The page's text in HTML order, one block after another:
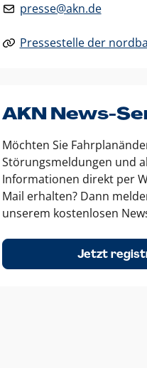
presse@akn.de
Pressestelle der
AKN News-
Möchten Sie
Störungsmeldungen und
Informationen direkt per
Mail erhalten? Dann
unserem kostenlosen
Jetzt